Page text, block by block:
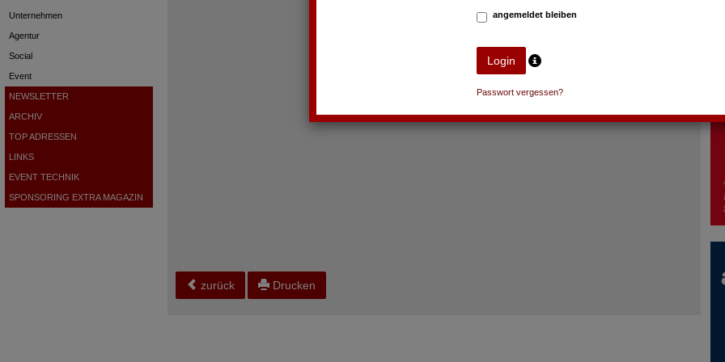
angemeldet bleiben
Passwort vergessen?
Unternehmen
Agentur
Social
Event
NEWSLETTER
ARCHIV
TOP ADRESSEN
LINKS
EVENT TECHNIK
SPONSORING EXTRA MAGAZIN
zurück Drucken